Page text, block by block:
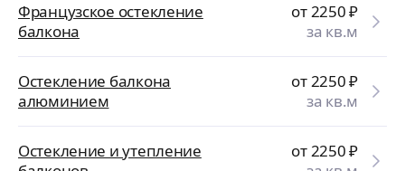
Французское остекление
балкона
от 2250₽
за кв.м
Остекление балкона
алюминием
от 2250₽
за кв.м
Остекление и утепление
от 2250₽